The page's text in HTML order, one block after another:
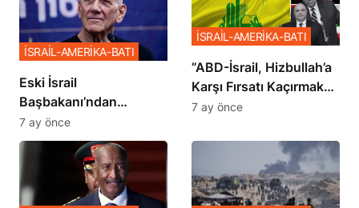
Eski İsrail
Başbakanı’ndan
Netanyahu’ya Ağır
Sözler
İSRAİL-AMERİKA-BATI
7 ay önce
​​​​​​​”ABD-İsrail, Hizbullah’a
Karşı Fırsatı Kaçırmak
İstemiyor”
İSRAİL-AMERİKA-BATI
7 ay önce